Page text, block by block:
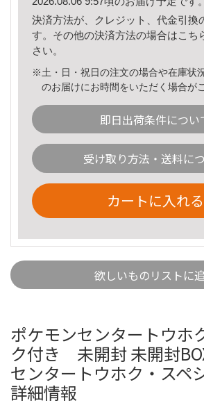
決済方法が、クレジット、代金引換
す。その他の決済方法の場合はこち
さい。
※土・日・祝日の注文の場合や在庫状
のお届けにお時間をいただく場合が
即日出荷条件につい
受け取り方法・送料に
カートに入れる
欲しいものリストに
ポケモンセンタートウ
ク付き 未開封 未開封
センタートウホク・スペ
詳細情報